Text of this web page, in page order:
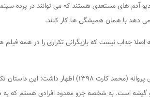
آدم های مستعدی هستند که می توانند در پرده
می دهد با همان همیشگی ها کار کنند.
اصلا جذاب نیست که بازیگرانی تکراری را در همه فیلم
(محمد کارت ۱۳۹۸)
اظهار داشت: این داستان
است. به شخصه جزو معدود افرادی هستم که به